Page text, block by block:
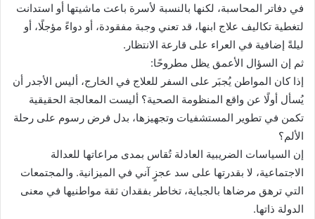
في دفاتر المحاسبة، لكنها بالنسبة لأسرة باعت ماشيتها أو استدانت
لتغطية تكاليف علاج ابنها، قد تعني وجبة مفقودة، أو دواءً مؤجلًا، أو
ليلةً إضافية في العراء على قارعة الانتظار.
ثم إن السؤال الأعمق يظل مطروحًا:
إذا كان المواطن يُجبَر على السفر للعلاج في الخارج، أليس الأجدر أن
يُسأل أولًا عن واقع المنظومة الصحية؟ أليست المعالجة الحقيقية
تكمن في تطوير المستشفيات وتجهيزها، بدل فرض رسوم على رحلة
الألم؟
إن السياسات الضريبية العادلة تُقاس بمدى مراعاتها للعدالة
الاجتماعية، لا بقدرتها على سد عجزٍ آني في الميزانية. والمجتمعات
التي ترهق مرضاها بالجباية، تخاطر بفقدان ثقة مواطنيها في معنى
الدولة ذاتها.